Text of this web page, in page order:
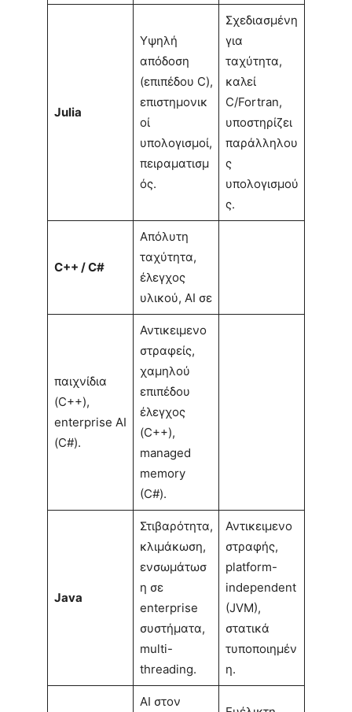
Julia
Υψηλή
απόδοση
(επιπέδου C),
επιστημονικ
οί
υπολογισμοί,
πειραματισμ
ός.
Σχεδιασμένη
για
ταχύτητα,
καλεί
C/Fortran,
υποστηρίζει
παράλληλου
ς
υπολογισμού
ς.
C++ / C#
Απόλυτη
ταχύτητα,
έλεγχος
υλικού, AI σε
παιχνίδια
(C++),
enterprise AI
(C#).
Αντικειμενο
στραφείς,
χαμηλού
επιπέδου
έλεγχος
(C++),
managed
memory
(C#).
Java
Στιβαρότητα,
κλιμάκωση,
ενσωμάτωσ
η σε
enterprise
συστήματα,
multi-
threading.
Αντικειμενο
στραφής,
platform-
independent
(JVM),
στατικά
τυποποιημέν
η.
AI στον